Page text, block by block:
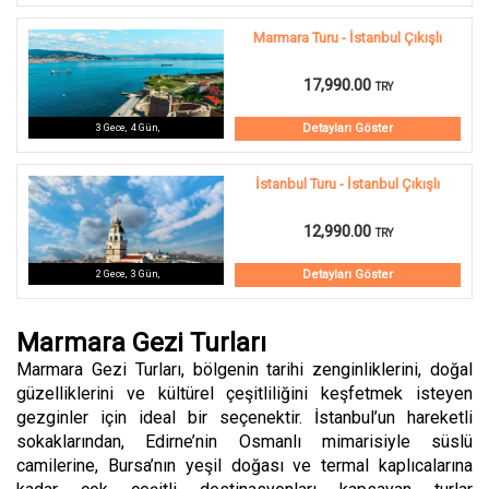
Marmara Turu - İstanbul Çıkışlı
17,990.00TRY
3 Gece, 4 Gün, Detayları Göster
İstanbul Turu - İstanbul Çıkışlı
12,990.00TRY
2 Gece, 3 Gün, Detayları Göster
Marmara Gezi Turları
Marmara Gezi Turları, bölgenin tarihi zenginliklerini, doğal
güzelliklerini ve kültürel çeşitliliğini keşfetmek isteyen
gezginler için ideal bir seçenektir. İstanbul’un hareketli
sokaklarından, Edirne’nin Osmanlı mimarisiyle süslü
camilerine, Bursa’nın yeşil doğası ve termal kaplıcalarına